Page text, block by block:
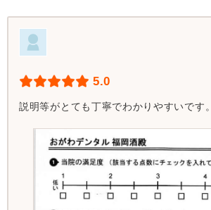
5.0
説明等がとても丁寧でわかりやすいです。